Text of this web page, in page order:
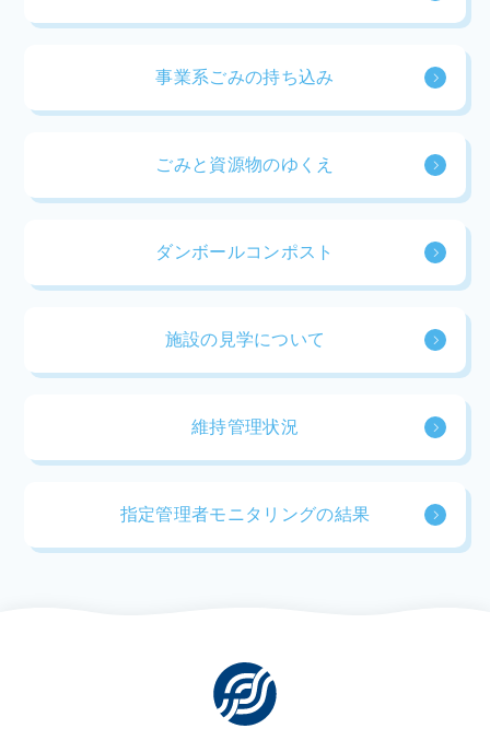
事業系ごみの持ち込み
ごみと資源物のゆくえ
ダンボールコンポスト
施設の見学について
維持管理状況
指定管理者モニタリングの結果